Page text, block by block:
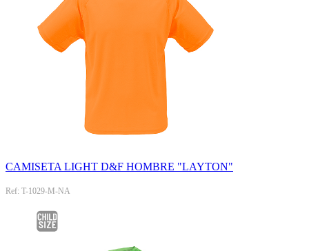
CAMISETA LIGHT D&F HOMBRE "LAYTON"
Ref: T-1029-M-NA